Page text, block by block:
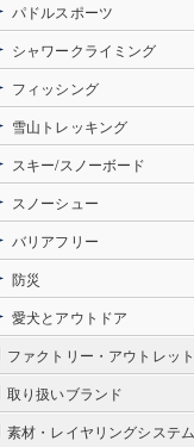
パドルスポーツ
シャワークライミング
フィッシング
雪山トレッキング
スキー/スノーボード
スノーシュー
バリアフリー
防災
愛犬とアウトドア
ファクトリー・アウトレット
取り扱いブランド
素材・レイヤリングシステム